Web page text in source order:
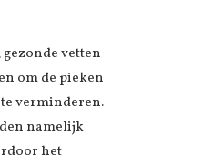
vetten
om de pieken
verminderen.
namelijk
het